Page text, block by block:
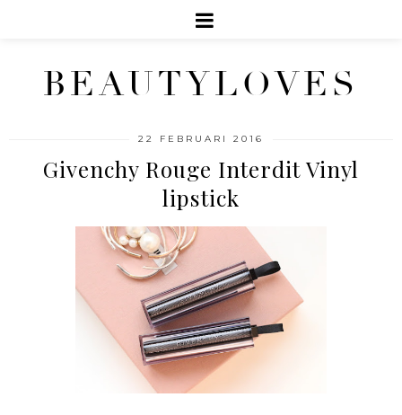
BEAUTYLOVES
22 FEBRUARI 2016
Givenchy Rouge Interdit Vinyl
lipstick